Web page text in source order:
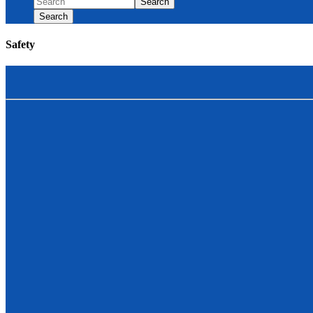
Search
Safety